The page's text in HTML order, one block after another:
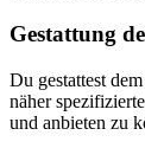
Gestattung
Du gestattest
näher
und anbieten zu